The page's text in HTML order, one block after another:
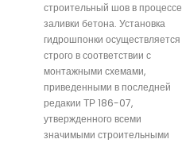
строительный шов в процессе
заливки бетона. Установка
гидрошпонки осуществляется
строго в соответствии с
монтажными схемами,
приведенными в последней
редакии ТР 186-07,
утвержденного всеми
значимыми строительными